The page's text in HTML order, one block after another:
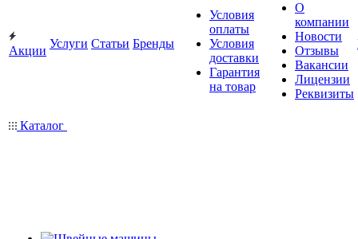
Акции
Услуги Статьи Бренды
Условия
оплаты
Условия
доставки
Гарантия
на товар
О
компании
Новости
Отзывы
Вакансии
Лицензии
Реквизиты
Каталог